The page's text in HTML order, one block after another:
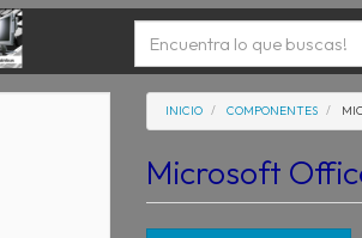
INICIO COMPONENTES
Microsoft